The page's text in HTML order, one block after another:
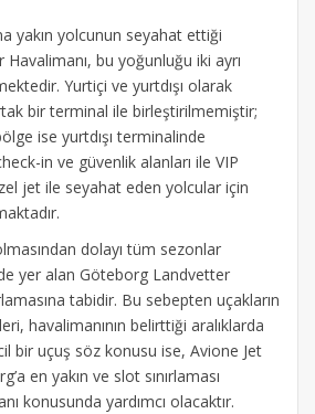
yakın yolcunun seyahat ettiği
bu yoğunluğu iki ayrı
Yurtiçi ve yurtdışı olarak
bir terminal ile birleştirilmemiştir;
ise yurtdışı terminalinde
in ve güvenlik alanları ile VIP
jet ile seyahat eden yolcular için
dolayı tüm sezonlar
yer alan Göteborg Landvetter
tabidir. Bu sebepten uçakların
havalimanının belirttiği aralıklarda
bir uçuş söz konusu ise, Avione Jet
en yakın ve slot sınırlaması
konusunda yardımcı olacaktır.